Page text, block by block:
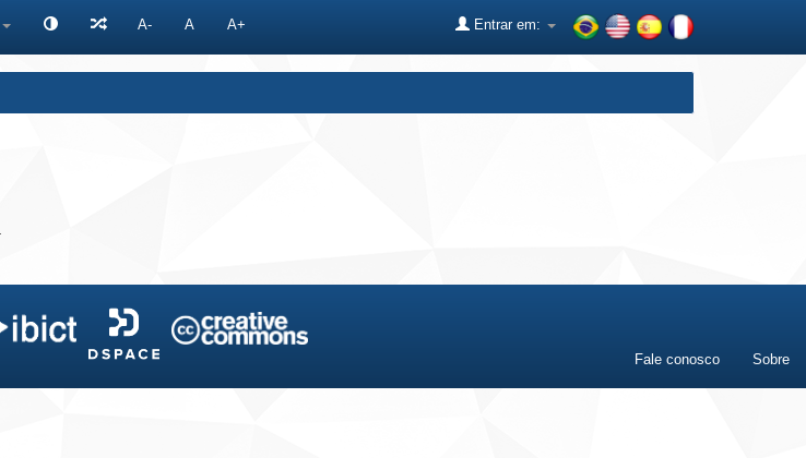
A- A A+ Entrar em:
Fale conosco Sobre